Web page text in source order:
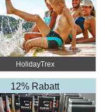
HolidayTrex
12% Rabatt